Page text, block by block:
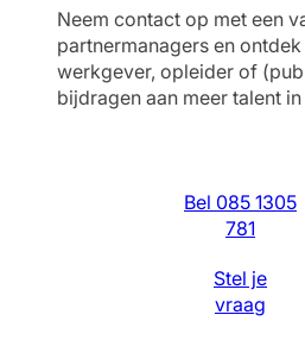
Neem contact op met een
partnermanagers en
werkgever, opleider of
bijdragen aan meer talent
Bel 085 1305
781
Stel je
vraag